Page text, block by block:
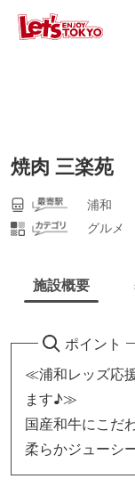
焼肉 三楽苑
浦和
グルメ
施設概要
ポイント
≪浦和レッズ応
ます♪≫
国産和牛にこだ
柔らかジューシ